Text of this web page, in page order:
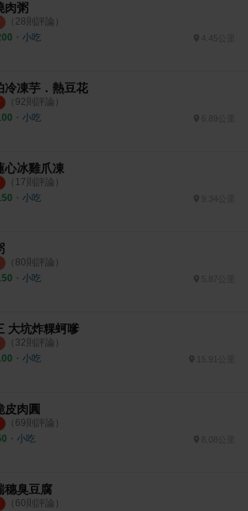
肉粥
（ 28則評論）
・ 小吃 4.45公里
冷凍芋．熱豆花
（ 92則評論）
・ 小吃
心冰雞爪凍
（ 17則評論）
・ 小吃 9.34公里
（ 80則評論）
・ 小吃 5.87公里
大坑炸粿蚵嗲
（ 32則評論）
・ 小吃 15.91公里
皮肉圓
（ 69則評論）
・ 小吃
穗臭豆腐
（ 60則評論）